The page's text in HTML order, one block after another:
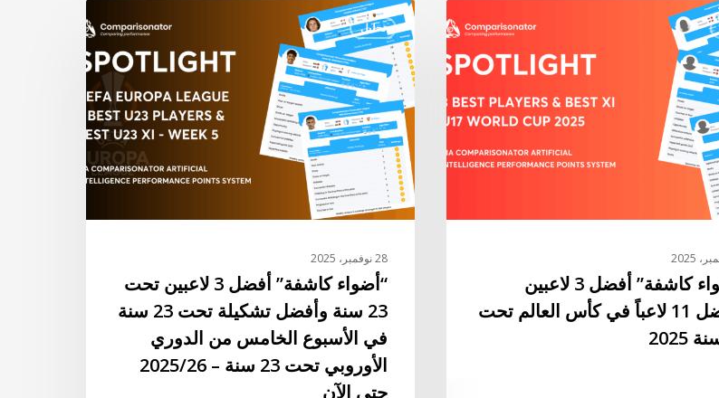
“أضواء كاشفة” أفضل 3 لاعبين
وأفضل 11 لاعباً في كأس العالم تحت
تحليل
“أضواء
كاشفة”
أفضل
3
لاعبين
تحت
23
سنة
وأفضل
تشكيلة
الأسبوع
الخامس
28 نوفمبر، 2025
“أضواء كاشفة” أفضل 3 لاعبين تحت
23 سنة وأفضل تشكيلة تحت 23 سنة
في الأسبوع الخامس من الدوري
الأوروبي تحت 23 سنة – 2025/26
حتى الآن